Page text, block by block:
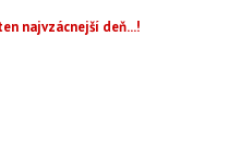
najvzácnejší deň...!